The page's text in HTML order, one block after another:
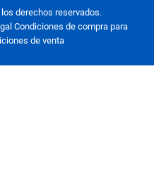
derechos reservados.
Condiciones de compra para
de venta